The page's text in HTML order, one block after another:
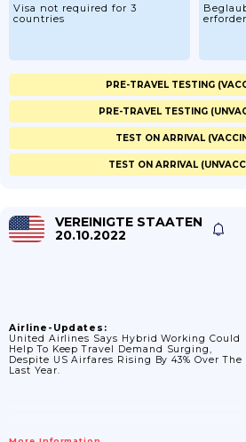
Visa not required for 3
countries
PRE-TRAVEL TESTING
PRE-TRAVEL TESTING
TEST ON ARRIVAL
TEST ON ARRIVAL
VEREINIGTE STAATEN
20.10.2022
Airline-Updates:
United Airlines Says Hybrid Working Could
Help To Keep Travel Demand Surging,
Despite US Airfares Rising By 43% Over The
Last Year.